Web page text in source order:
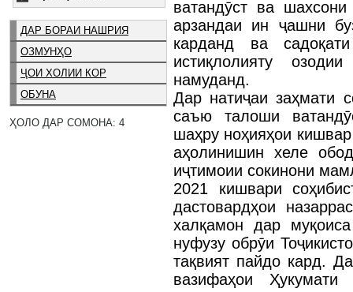
ДАР БОРАИ НАШРИЯ
ОЗМУНҲО
ҶОИ ХОЛИИ КОР
ОБУНА
ҲОЛО ДАР СОМОНА: 4
ватандӯст ва
арзандаи ин ҷашни
карданд ва
истиқлолияту
намуданд.
Дар натиҷаи заҳмати
саъю талоши
шаҳру ноҳияҳои
аҳолинишин хеле
иҷтимоии сокинони
2021 кишвари
дастовардҳои
халқамон дар
нуфузу обрӯи
тақвият пайдо кард.
вазифаҳои